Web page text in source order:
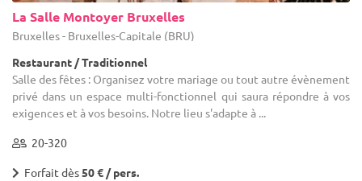
La Salle Montoyer Bruxelles
Bruxelles - Bruxelles-Capitale (BRU)
Restaurant / Traditionnel
Salle des fêtes : Organisez votre mariage ou tout autre évènement
privé dans un espace multi-fonctionnel qui saura répondre à vos
exigences et à vos besoins. Notre lieu s'adapte à ...
20-320
Forfait dès50 € / pers.